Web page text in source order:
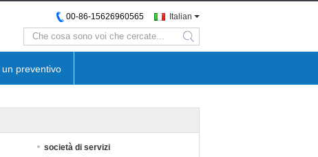
Italian
00-86-15626960565
search
preventivo
società di servizi